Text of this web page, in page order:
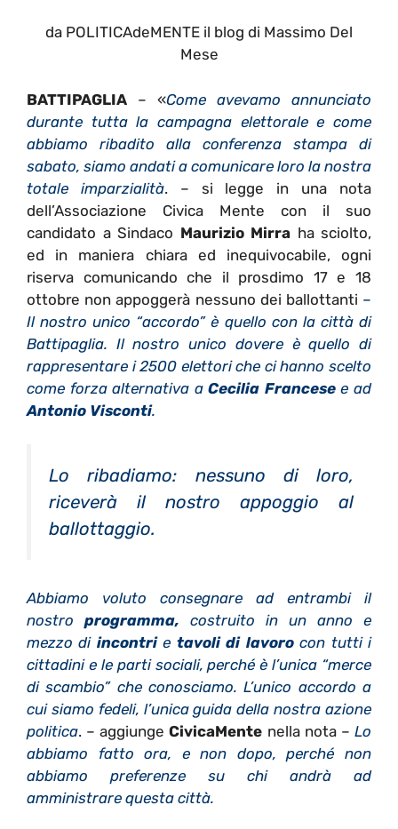
da POLITICAdeMENTE il blog di Massimo Del
Mese
BATTIPAGLIA – «Come avevamo annunciato
durante tutta la campagna elettorale e come
abbiamo ribadito alla conferenza stampa di
sabato, siamo andati a comunicare loro la nostra
totale imparzialità. – si legge in una nota
dell’Associazione Civica Mente con il suo
candidato a Sindaco Maurizio Mirra ha sciolto,
ed in maniera chiara ed inequivocabile, ogni
riserva comunicando che il prosdimo 17 e 18
ottobre non appoggerà nessuno dei ballottanti –
Il nostro unico “accordo” è quello con la città di
Battipaglia. Il nostro unico dovere è quello di
rappresentare i 2500 elettori che ci hanno scelto
come forza alternativa aCecilia Francesee ad
Antonio Visconti.
Lo ribadiamo: nessuno di loro,
riceverà il nostro appoggio al
ballottaggio.
Abbiamo voluto consegnare ad entrambi il
nostro programma, costruito in un anno e
mezzo di incontrie tavoli di lavorocon tutti i
cittadini e le parti sociali, perché è l’unica “merce
di scambio” che conosciamo. L’unico accordo a
cui siamo fedeli, l’unica guida della nostra azione
politica. – aggiungeCivicaMente nella nota –Lo
abbiamo fatto ora, e non dopo, perché non
abbiamo preferenze su chi andrà ad
amministrare questa città.